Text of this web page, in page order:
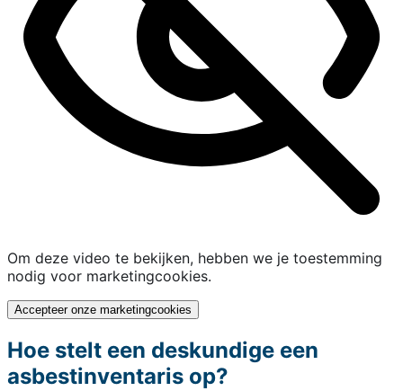
Om deze video te bekijken, hebben we je toestemming
nodig voor marketingcookies.
Accepteer onze marketingcookies
Hoe stelt een deskundige een
asbestinventaris op?